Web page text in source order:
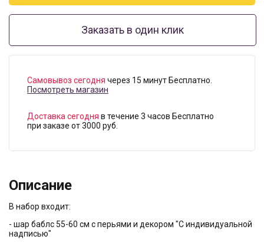
Заказать в один клик
Самовывоз сегодня через 15 минут Бесплатно.
Посмотреть магазин
Доставка сегодня в течение 3 часов Бесплатно
при заказе от 3000 руб.
Описание
В набор входит:
- шар баблс 55-60 см с перьями и декором "С индивидуальной
надписью"